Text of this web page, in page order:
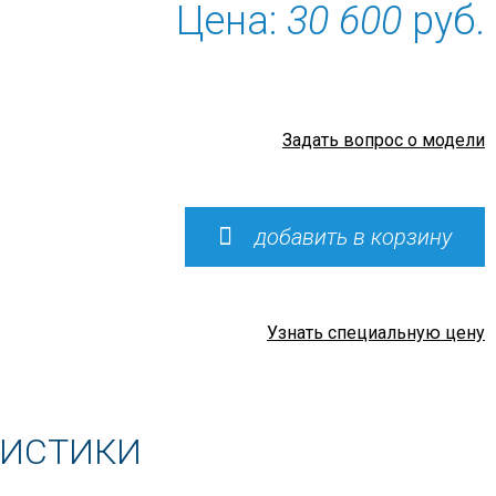
Цена: 30 600руб.
Задать вопрос о модели
добавить в корзину
Узнать специальную цену